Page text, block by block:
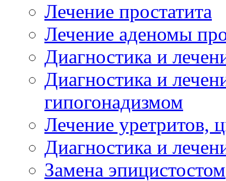
Лечение простатита
Лечение аденомы
Диагностика и
Диагностика и
гипогонадизмом
Лечение уретритов,
Диагностика и
Замена эпицистостом